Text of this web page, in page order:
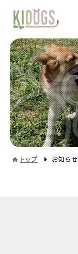
トップ お知らせ